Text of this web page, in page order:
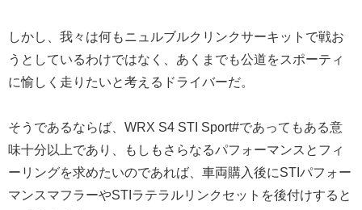
しかし、我々は何もニュルブルクリンクサーキットで戦お
うとしているわけではなく、あくまでも公道をスポーティ
に愉しく走りたいと考えるドライバーだ。
そうであるならば、WRX S4 STI Sport#であってもある意
味十分以上であり、もしもさらなるパフォーマンスとフィ
ーリングを求めたいのであれば、車両購入後にSTIパフォー
マンスマフラーやSTIラテラルリンクセットを後付けすると